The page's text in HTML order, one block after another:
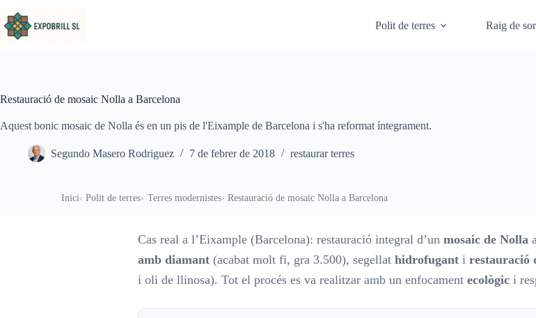
Polit de terres
Raig de
Restauració de mosaic Nolla a Barcelona
Aquest bonic mosaic de Nolla és en un pis de l'Eixample de Barcelona i s'ha reformat íntegrament.
Segundo Masero Rodriguez 7 de febrer de 2018 restaurar terres
Inici Polit de terres Terres modernistes Restauració de mosaic Nolla a Barcelona
Cas real a l’Eixample (Barcelona): restauració integral d’un mosaic de Nolla
amb diamant (acabat molt fi, gra 3.500), segellat hidrofugant i restauració
i oli de llinosa). Tot el procés es va realitzar amb un enfocament ecològic i